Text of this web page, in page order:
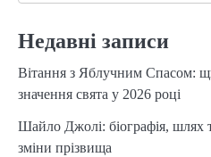
Недавні записи
Вітання з Яблучним Спасом:
значення свята у 2026 році
Шайло Джолі: біографія, шлях
зміни прізвища